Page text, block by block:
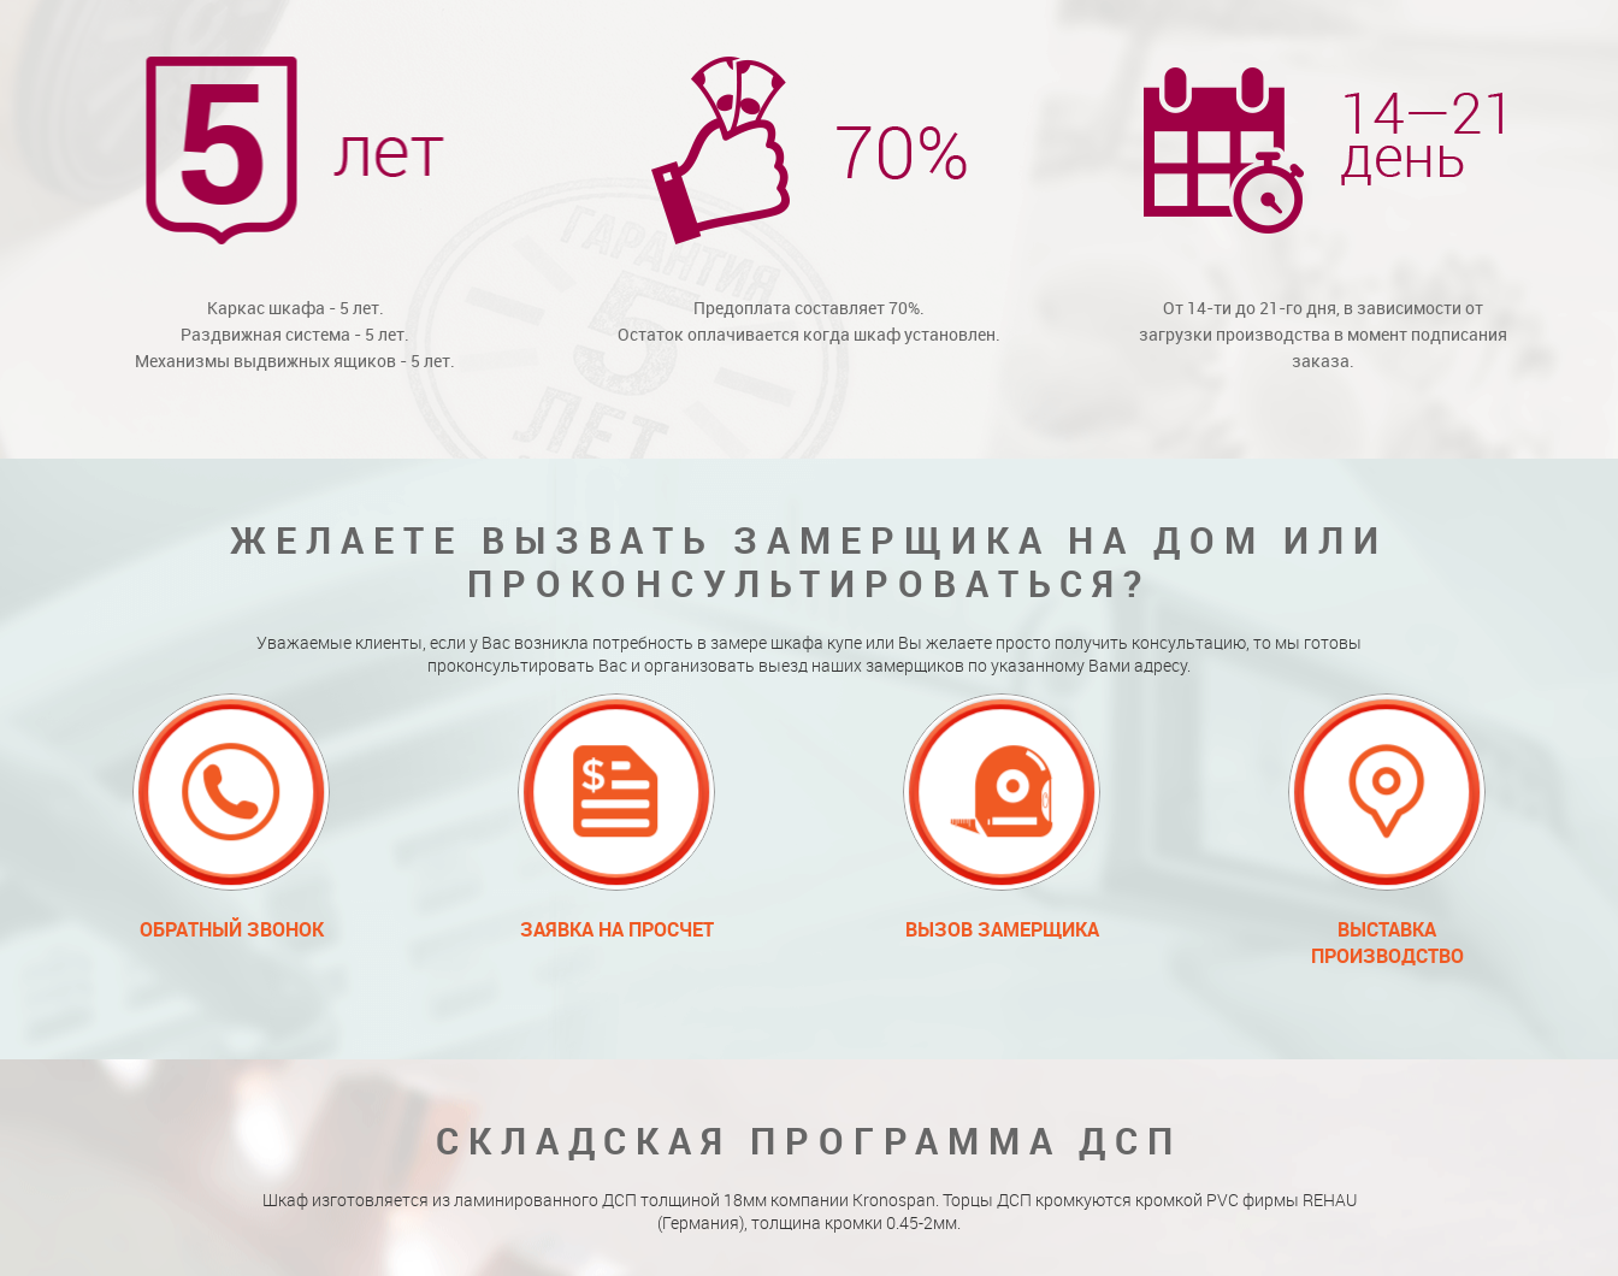
Каркас шкафа - 5 лет.
Раздвижная система - 5 лет.
Механизмы выдвижных ящиков - 5 лет.
Предоплата составляет 70%.
Остаток оплачивается когда шкаф установлен.
От 14-ти до 21-го дня, в зависимости от
загрузки производства в момент подписания
заказа.
ЖЕЛАЕТЕ ВЫЗВАТЬ ЗАМЕРЩИКА НА ДОМ ИЛИ
ПРОКОНСУЛЬТИРОВАТЬСЯ?
Уважаемые клиенты, если у Вас возникла потребность в замере шкафа купе или Вы желаете просто получить консультацию, то мы готовы
проконсультировать Вас и организовать выезд наших замерщиков по указанному Вами адресу.
ОБРАТНЫЙ ЗВОНОК ЗАЯВКА НА ПРОСЧЕТ ВЫЗОВ ЗАМЕРЩИКА
ВЫСТАВКА
ПРОИЗВОДСТВО
СКЛАДСКАЯ ПРОГРАММА ДСП
Шкаф изготовляется из ламинированного ДСП толщиной 18мм компании Kronospan. Торцы ДСП кромкуются кромкой PVC фирмы REHAU
(Германия), толщина кромки 0.45-2мм.